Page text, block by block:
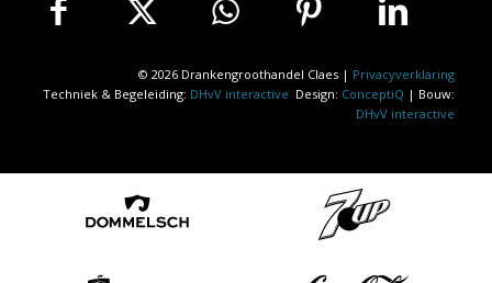
© 2026 Drankengroothandel Claes | Privacyverklaring
Techniek & Begeleiding: DHvV interactive Design: ConceptiQ | Bouw:
DHvV interactive